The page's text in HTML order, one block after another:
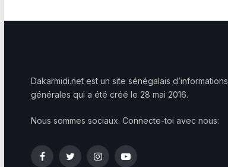
Dakarmidi.net est un site sénégalais d’informations
générales qui a été créé le 28 mai 2016.
Nous sommes sociaux. Connecte-toi avec nous:
FacebookTwitterInstagramYouTube